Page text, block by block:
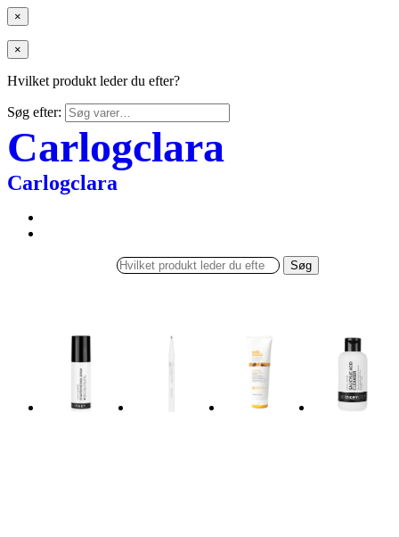
×
×
Hvilket produkt leder du efter?
Søg efter:
Carlogclara
Carlogclara
Søg